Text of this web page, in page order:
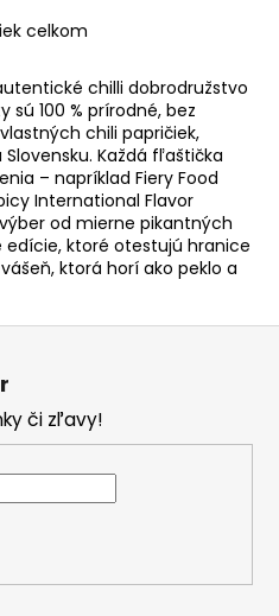
O
l
á
d
a
c
i
e
p
v
v
ý
i
s
celkom
chilli dobrodružstvo
100 % prírodné, bez
chili papričiek,
Každá fľaštička
– napríklad Fiery Food
International Flavor
od mierne pikantných
edície, ktoré otestujú hranice
ktorá horí ako peklo a
či zľavy!